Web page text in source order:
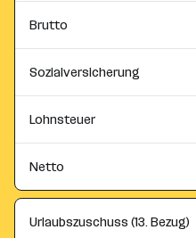
Brutto
Sozialversicherung
Lohnsteuer
Netto
Urlaubszuschuss (13. Bezug)